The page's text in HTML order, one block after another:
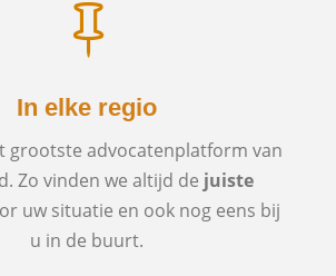

In elke regio
grootste advocatenplatform van
Zo vinden we altijd de juiste
uw situatie en ook nog eens bij
u in de buurt.